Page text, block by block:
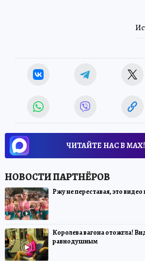
ЧИТАЙТЕ НАС В МАХ!
Ржу не переставая, это
Королева вагона отожгла!
равнодушным